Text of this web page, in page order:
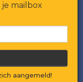
mailbox
aangemeld!